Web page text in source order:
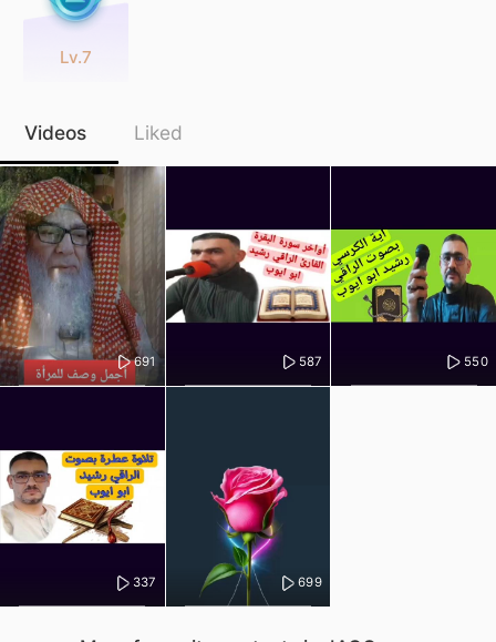
Lv.7
Videos Liked
691 587 550
337 699